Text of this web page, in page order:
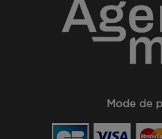
Mode de